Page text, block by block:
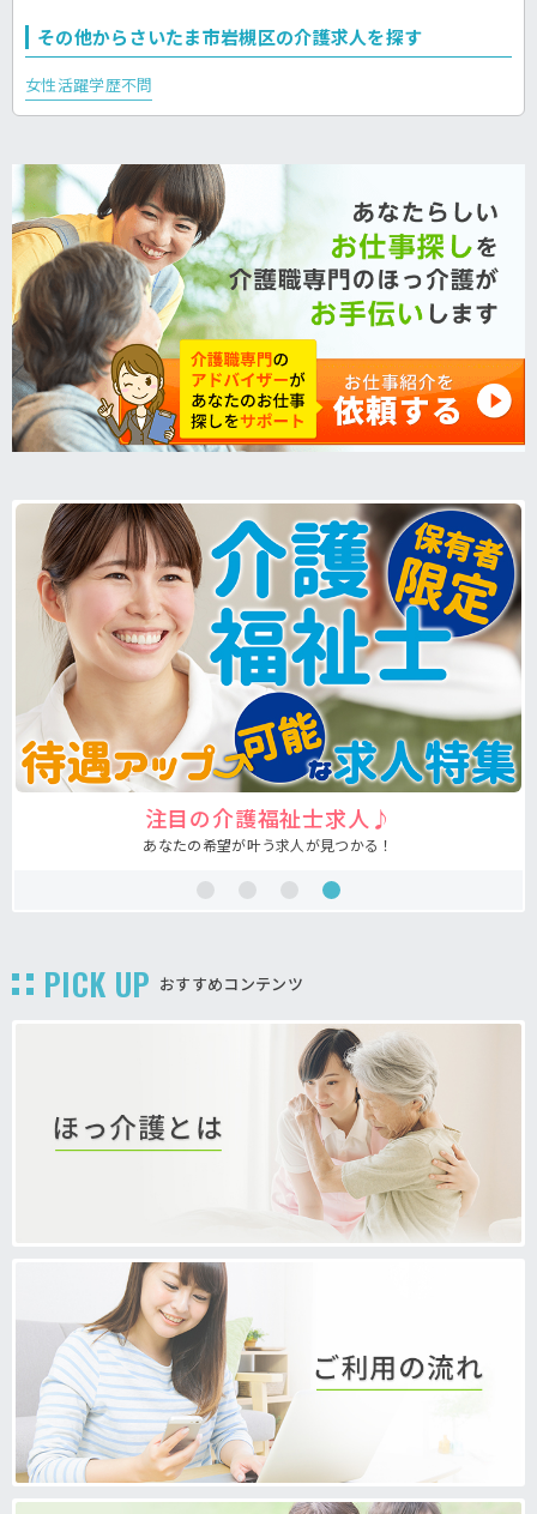
その他からさいたま市岩槻区の介護求人を探す
女性活躍学歴不問
注目の介護福祉士求人♪
あなたの希望が叶う求人が見つかる！
PICK UP おすすめコンテンツ